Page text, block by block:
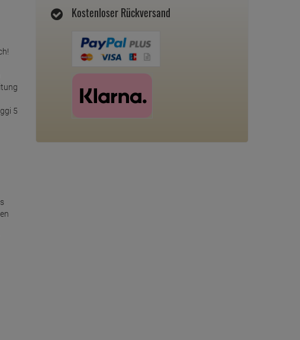
Kostenloser Rückversand
5